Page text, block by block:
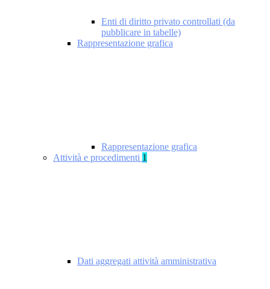
Enti di diritto privato controllati (da
pubblicare in tabelle)
Rappresentazione grafica
Rappresentazione grafica
Attività e procedimenti 1
Dati aggregati attività amministrativa